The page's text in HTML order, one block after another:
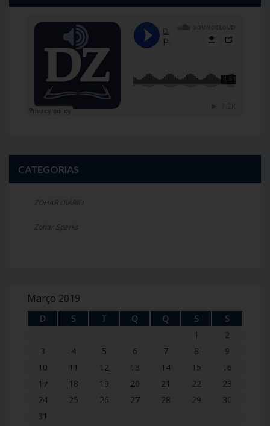
CATEGORIAS
ZOHAR DIÁRIO
Zohar Sparks
Março 2019
D S T Q Q S S
1
2
3
4 5 6 7 8
9
10
11 12 13 14 15
16
17
18 19 20 21 22
23
24
25 26 27 28 29
30
31